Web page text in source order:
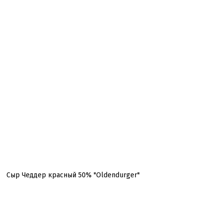
Сыр Чеддер красный 50% "Oldendurger"